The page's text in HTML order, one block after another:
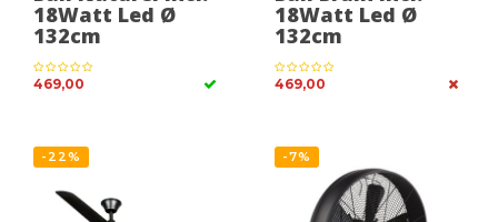
18Watt Led Ø
132cm
469,00
18Watt Led Ø
132cm
469,00
-22% -7%